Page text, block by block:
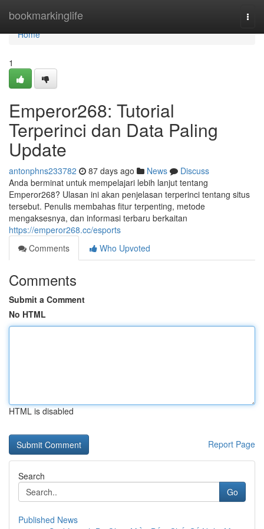
bookmarkinglife
Home
Home
1
Emperor268: Tutorial
Terperinci dan Data Paling
Update
antonphns233782 87 days ago News
Discuss
Anda berminat untuk mempelajari lebih lanjut tentang
Emperor268? Ulasan ini akan penjelasan terperinci tentang situs
tersebut. Penulis membahas fitur terpenting, metode
mengaksesnya, dan informasi terbaru berkaitan
https://emperor268.cc/esports
Comments
Who Upvoted
Comments
Submit a Comment
No HTML
HTML is disabled
Report Page
Search
Go
Published News